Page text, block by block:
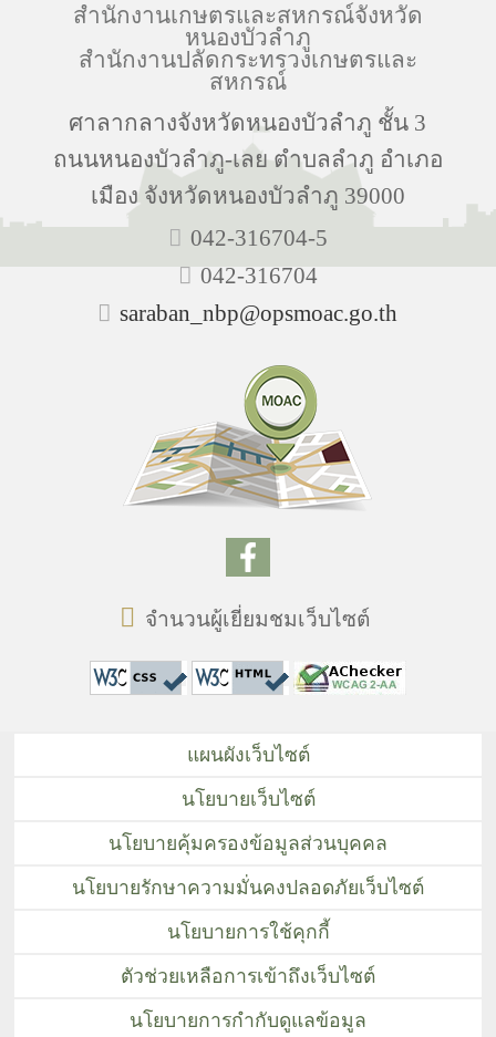
สำนักงานเกษตรและสหกรณ์จังหวัด
หนองบัวลำภู
สำนักงานปลัดกระทรวงเกษตรและ
สหกรณ์
ศาลากลางจังหวัดหนองบัวลำภู ชั้น 3
ถนนหนองบัวลำภู-เลย ตำบลลำภู อำเภอ
เมือง จังหวัดหนองบัวลำภู 39000
042-316704-5
042-316704
saraban_nbp@opsmoac.go.th
จำนวนผู้เยี่ยมชมเว็บไซต์
แผนผังเว็บไซต์
นโยบายเว็บไซต์
นโยบายคุ้มครองข้อมูลส่วนบุคคล
นโยบายรักษาความมั่นคงปลอดภัยเว็บไซต์
นโยบายการใช้คุกกี้
ตัวช่วยเหลือการเข้าถึงเว็บไซต์
นโยบายการกำกับดูแลข้อมูล